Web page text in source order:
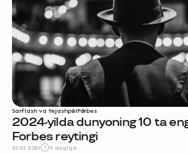
Sarflash va tejashpulForbes
2024-yilda dunyoning 10 ta
Forbes reytingi
23.05.2024 9 daqiqa